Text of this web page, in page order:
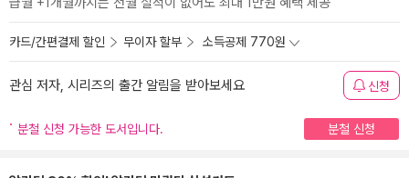
카드/간편결제 할인 무이자 할부 소득공제 770원
관심 저자, 시리즈의 출간 알림을 받아보세요 신청
분철 신청 가능한 도서입니다. 분철 신청